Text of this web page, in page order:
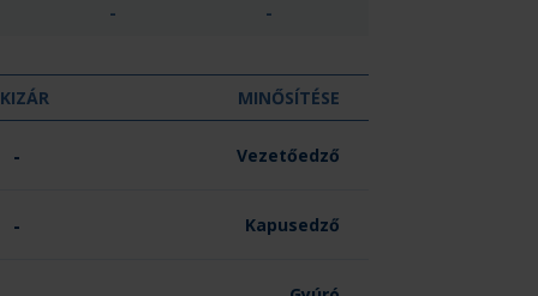
- -
KIZÁR MINŐSÍTÉSE
- Vezetőedző
- Kapusedző